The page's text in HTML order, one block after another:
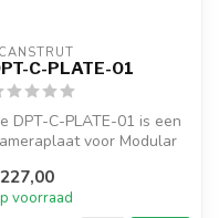
C-PLATE-01
DPT-C-PLATE-01 is een
voor Modular
...
voorraad